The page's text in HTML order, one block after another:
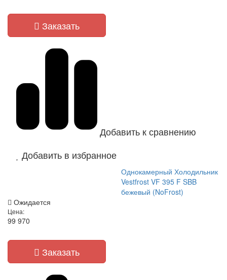
Заказать
Добавить к сравнению
Добавить в избранное
Однокамерный Холодильник
Vestfrost VF 395 F SBB
бежевый (NoFrost)
Ожидается
Цена:
99 970
Заказать